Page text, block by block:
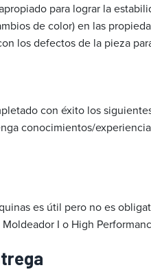
para lograr la
de color) en las
los defectos de la pieza
con éxito los
conocimientos/
es útil pero no es
I o High